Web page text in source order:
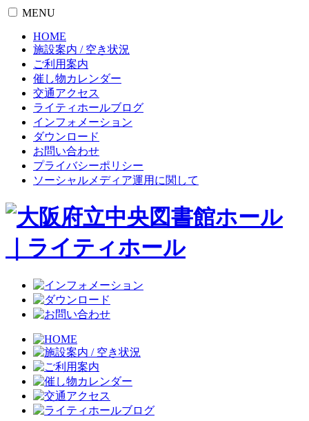
MENU
HOME
施設案内 / 空き状況
ご利用案内
催し物カレンダー
交通アクセス
ライティホールブログ
インフォメーション
ダウンロード
お問い合わせ
プライバシーポリシー
ソーシャルメディア運用に関して